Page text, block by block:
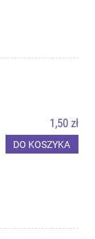
1,50 zł
DO KOSZYKA